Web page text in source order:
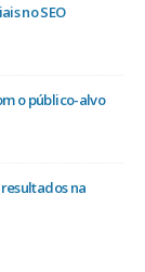
no SEO
o público-alvo
na